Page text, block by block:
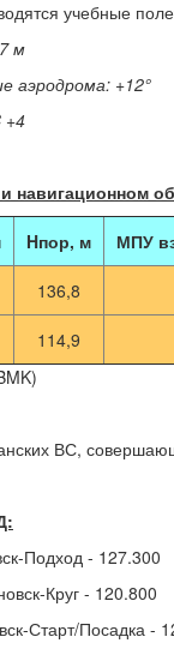
учебные
м
аэродрома: +12°
+4
навигационном
Hпор, м МПУ
136,8
114,9
ВС,
Подход - 127.300
Круг - 120.800
Старт/Посадка -